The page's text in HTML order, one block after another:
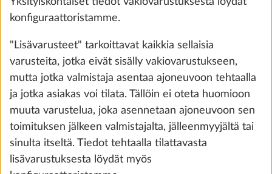
VAIHE 4 / 8
Sisustus ja kalusteet
konfiguraattoristamme.
"Lisävarusteet" tarkoittavat kaikkia sellaisia
varusteita, jotka eivät sisälly vakiovarustukseen,
mutta jotka valmistaja asentaa ajoneuvoon tehtaalla
ja jotka asiakas voi tilata. Tällöin ei oteta huomioon
muuta varustelua, joka asennetaan ajoneuvoon sen
toimituksen jälkeen valmistajalta, jälleenmyyjältä tai
sinulta itseltä. Tiedot tehtaalla tilattavasta
lisävarustuksesta löydät myös